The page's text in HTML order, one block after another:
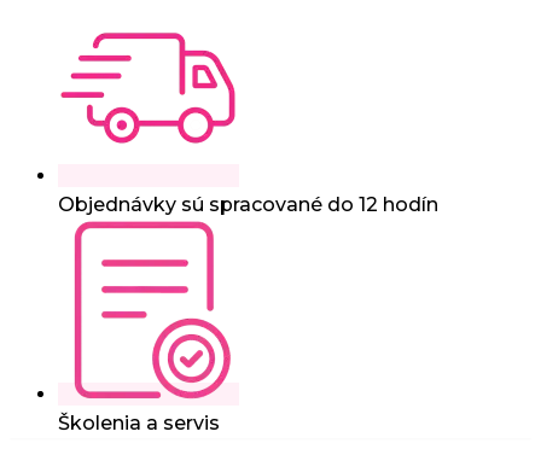
Objednávky sú spracované do 12 hodín
Školenia a servis